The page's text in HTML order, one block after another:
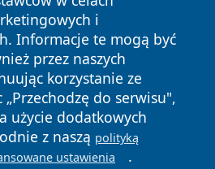
i
Informacje te mogą być
przez naszych
korzystanie ze
do serwisu",
użycie dodatkowych
z naszą polityką
ustawienia .
Wszystkie prawa